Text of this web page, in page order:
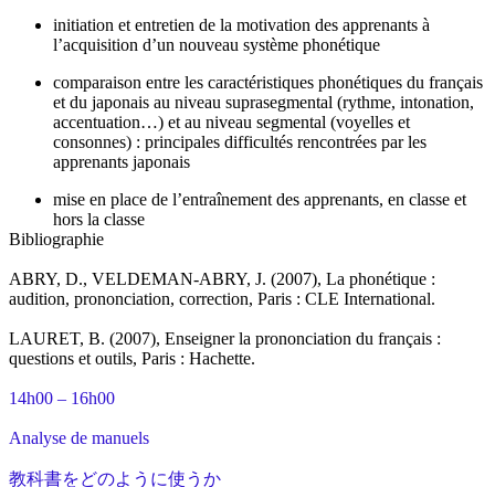
initiation et entretien de la motivation des apprenants à
l’acquisition d’un nouveau système phonétique
comparaison entre les caractéristiques phonétiques du français
et du japonais au niveau suprasegmental (rythme, intonation,
accentuation…) et au niveau segmental (voyelles et
consonnes) : principales difficultés rencontrées par les
apprenants japonais
mise en place de l’entraînement des apprenants, en classe et
hors la classe
Bibliographie
ABRY, D., VELDEMAN-ABRY, J. (2007), La phonétique :
audition, prononciation, correction, Paris : CLE International.
LAURET, B. (2007), Enseigner la prononciation du français :
questions et outils, Paris : Hachette.
14h00 – 16h00
Analyse de manuels
教科書をどのように使うか